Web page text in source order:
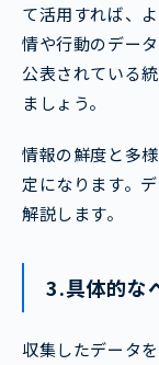
て活用すれば、
情や行動のデー
公表されている
ましょう。
情報の鮮度と多
定になります。
解説します。
3.具体的な
収集したデータ